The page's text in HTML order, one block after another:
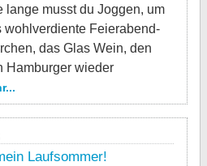
lange musst du Joggen, um
wohlverdiente Feierabend-
das Glas Wein, den
Hamburger wieder
Laufsommer!